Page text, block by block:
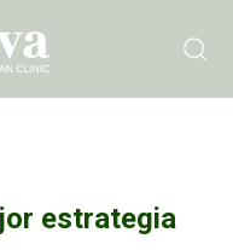
estrategia